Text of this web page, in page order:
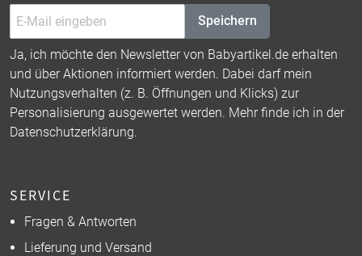
Speichern
Ja, ich möchte den Newsletter von Babyartikel.de erhalten
und über Aktionen informiert werden. Dabei darf mein
Nutzungsverhalten (z. B. Öffnungen und Klicks) zur
Personalisierung ausgewertet werden. Mehr finde ich in der
Datenschutzerklärung.
SERVICE
Fragen & Antworten
Lieferung und Versand